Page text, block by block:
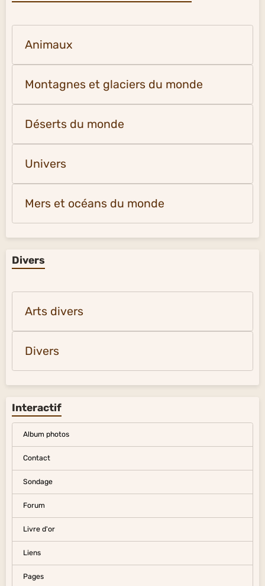
Animaux
Montagnes et glaciers du monde
Déserts du monde
Univers
Mers et océans du monde
Divers
Arts divers
Divers
Interactif
Album photos
Contact
Sondage
Forum
Livre d'or
Liens
Pages